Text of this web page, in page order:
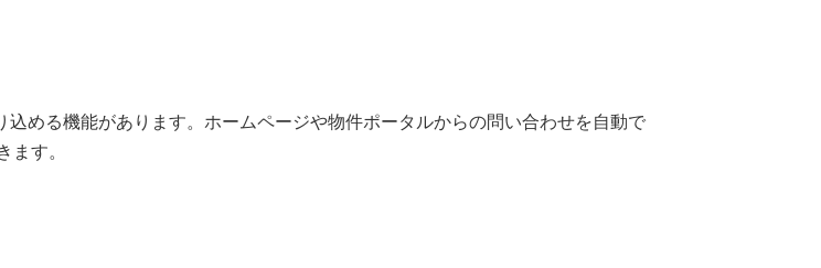
める機能があります。ホームページや物件ポータルからの問い合わせを自動で
ます。